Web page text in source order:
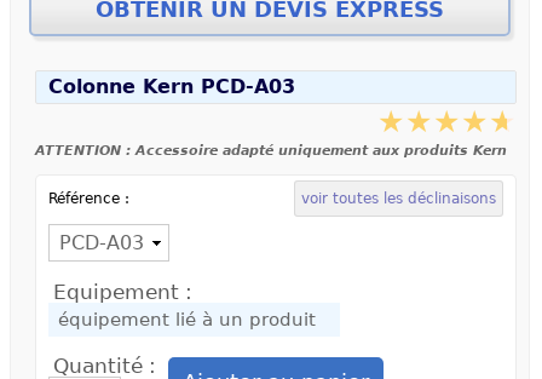
Colonne Kern PCD-A03
ATTENTION : Accessoire adapté uniquement aux produits Kern
Référence : voir toutes les déclinaisons
Equipement :
Quantité :